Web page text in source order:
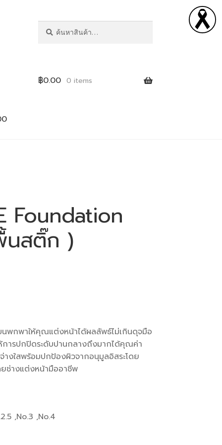
฿0.00 0 items
Foundation
นสติ๊ก )
พกพาให้คุณแต่งหน้าได้ผลลัพธ์ไม่เกินดุจมือ
การปกปิดระดับปานกลางถึงมากได้คุณค่า
างใสพร้อมปกป้องผิวจากอนุมูลอิสระโดย
ช่างแต่งหน้ามืออาชีพ
,No.3 ,No.4